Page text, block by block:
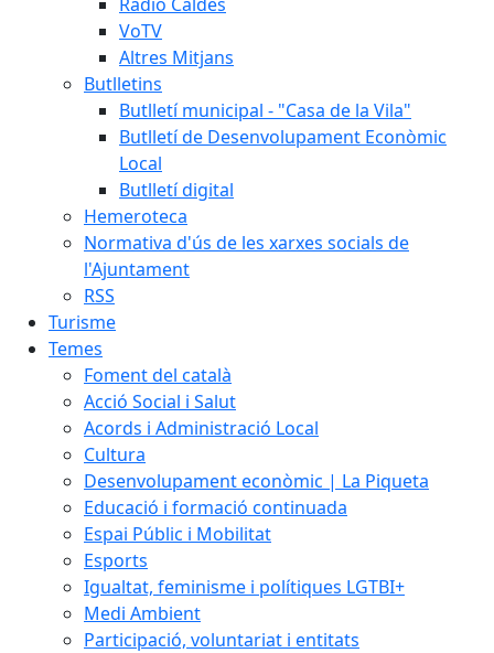
VoTV
Altres Mitjans
Butlletins
Butlletí municipal - "Casa de la Vila"
Butlletí de Desenvolupament Econòmic
Local
Butlletí digital
Hemeroteca
Normativa d'ús de les xarxes socials de
l'Ajuntament
RSS
Turisme
Temes
Foment del català
Acció Social i Salut
Acords i Administració Local
Cultura
Desenvolupament econòmic | La Piqueta
Educació i formació continuada
Espai Públic i Mobilitat
Esports
Igualtat, feminisme i polítiques LGTBI+
Medi Ambient
Participació, voluntariat i entitats